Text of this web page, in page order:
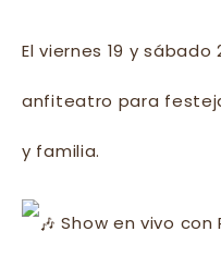
El viernes 19 y
anfiteatro para
y familia.
Show en vivo con